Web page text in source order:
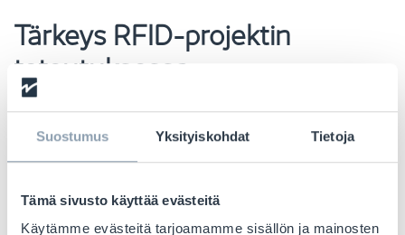
Suostumus Yksityiskohdat Tietoja
Tämä sivusto käyttää evästeitä
Käytämme evästeitä tarjoamamme sisällön ja mainosten
Tärkeys RFID-projektin
toteutuksessa
Sääntelyelinten, kuten ETSI:n ja FCC:n, rooli on
ratkaiseva RFID-laitteiden tehokkaan ja
turvallisen käytön varmistamiseksi. Ilman
selkeitä ja täytäntöönpanokelpoisia
säännöksiä RFID-järjestelmät voivat aiheuttaa